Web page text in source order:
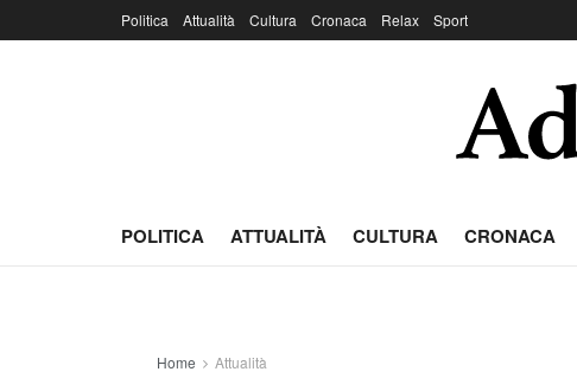
Politica Attualità Cultura Cronaca Relax Sport
POLITICA ATTUALITÀ CULTURA CRONACA
Home Attualità